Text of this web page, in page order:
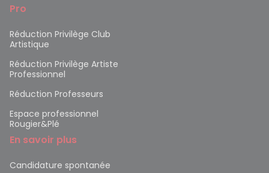
Pro
Réduction Privilège Club
Artistique
Réduction Privilège Artiste
Professionnel
Réduction Professeurs
Espace professionnel
Rougier&Plé
En savoir plus
Candidature spontanée